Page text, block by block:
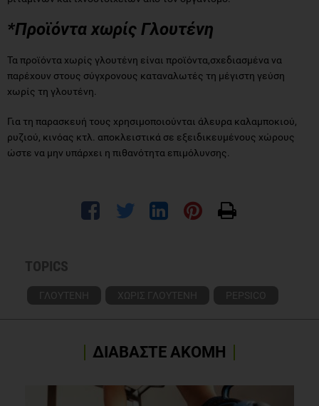
*Προϊόντα χωρίς Γλουτένη
Τα προϊόντα χωρίς γλουτένη είναι προϊόντα,σχεδιασμένα να
παρέχουν στους σύγχρονους καταναλωτές τη μέγιστη γεύση
χωρίς τη γλουτένη.
Για τη παρασκευή τους χρησιμοποιούνται άλευρα καλαμποκιού,
ρυζιού, κινόας κτλ. αποκλειστικά σε εξειδικευμένους χώρους
ώστε να μην υπάρχει η πιθανότητα επιμόλυνσης.
TOPICS
ΓΛΟΥΤΕΝΗ ΧΩΡΙΣ ΓΛΟΥΤΕΝΗ PEPSICO
ΔΙΑΒΑΣΤΕ ΑΚΟΜΗ